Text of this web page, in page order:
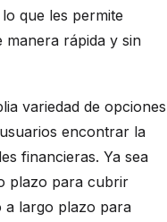
que les permite
manera rápida y sin
variedad de opciones
encontrar la
financieras. Ya sea
plazo para cubrir
a largo plazo para